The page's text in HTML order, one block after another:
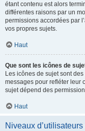
étant contenu est alors
différentes raisons par un
permissions accordées par
vos propres sujets.
Haut
Que sont les icônes de
Les icônes de sujet sont
messages pour refléter leur
sujet dépend des
Haut
Niveaux